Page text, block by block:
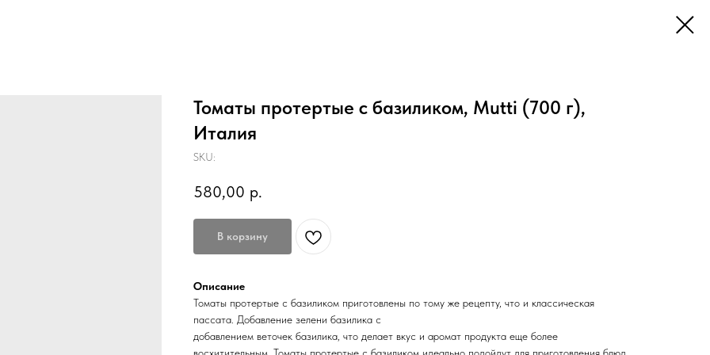
Томаты протертые с базиликом, Mutti (700 г),
Италия
SKU:
580,00 р.
В корзину
Описание
Томаты протертые с базиликом приготовлены по тому же рецепту, что и классическая
пассата. Добавление зелени базилика с
добавлением веточек базилика, что делает вкус и аромат продукта еще более